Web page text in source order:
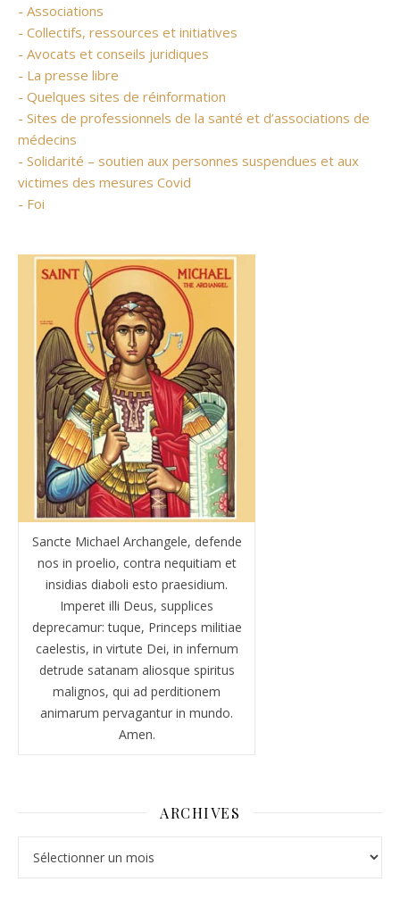
- Associations
- Collectifs, ressources et initiatives
- Avocats et conseils juridiques
- La presse libre
- Quelques sites de réinformation
- Sites de professionnels de la santé et d’associations de
médecins
- Solidarité – soutien aux personnes suspendues et aux
victimes des mesures Covid
- Foi
Sancte Michael Archangele, defende
nos in proelio, contra nequitiam et
insidias diaboli esto praesidium.
Imperet illi Deus, supplices
deprecamur: tuque, Princeps militiae
caelestis, in virtute Dei, in infernum
detrude satanam aliosque spiritus
malignos, qui ad perditionem
animarum pervagantur in mundo.
Amen.
ARCHIVES